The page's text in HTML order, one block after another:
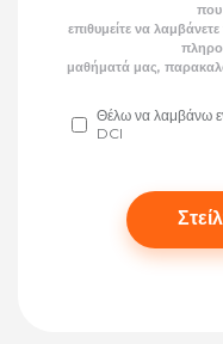
που
επιθυμείτε να
μαθήματά μας,
Θέλω να λαμβάνω
DCI